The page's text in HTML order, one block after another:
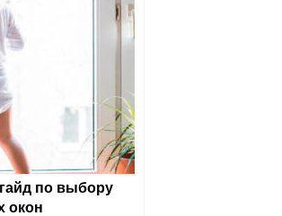
по выбору
окон